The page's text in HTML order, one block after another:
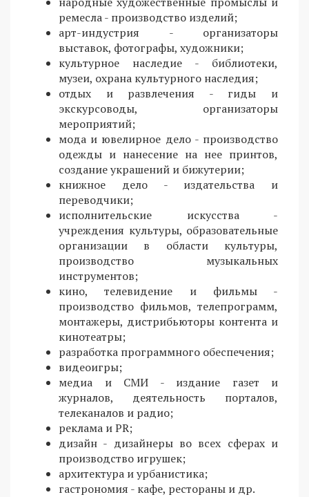
ремесла - производство изделий;
арт-индустрия - организаторы
выставок, фотографы, художники;
культурное наследие - библиотеки,
музеи, охрана культурного наследия;
отдых и развлечения - гиды и
экскурсоводы, организаторы
мероприятий;
мода и ювелирное дело - производство
одежды и нанесение на нее принтов,
создание украшений и бижутерии;
книжное дело - издательства и
переводчики;
исполнительские искусства -
учреждения культуры, образовательные
организации в области культуры,
производство музыкальных
инструментов;
кино, телевидение и фильмы -
производство фильмов, телепрограмм,
монтажеры, дистрибьюторы контента и
кинотеатры;
разработка программного обеспечения;
видеоигры;
медиа и СМИ - издание газет и
журналов, деятельность порталов,
телеканалов и радио;
реклама и PR;
дизайн - дизайнеры во всех сферах и
производство игрушек;
архитектура и урбанистика;
гастрономия - кафе, рестораны и др.